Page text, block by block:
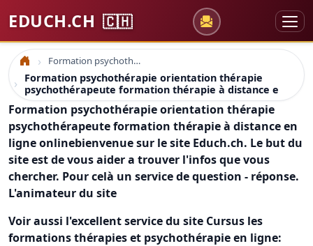
EDUCH.CH 🇨🇭
Accueil Formation psychothérapie orientation thérapie psychothérapeute formation thérapie à distance e
Formation psychothérapie orientation thérapie
psychothérapeute formation thérapie à distance e
Formation psychothérapie orientation thérapie
psychothérapeute formation thérapie à distance en
ligne onlinebienvenue sur le site Educh.ch. Le but du
site est de vous aider a trouver l'infos que vous
chercher. Pour celà un service de question - réponse.
L'animateur du site
Voir aussi l'excellent service du site Cursus les
formations thérapies et psychothérapie en ligne: